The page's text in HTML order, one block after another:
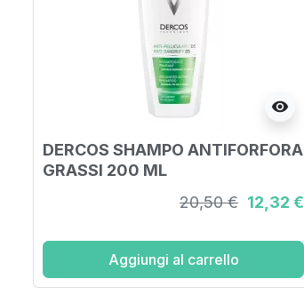
visibility
DERCOS SHAMPO ANTIFORFORA
GRASSI 200 ML
20,50 € 12,32 €
Aggiungi al carrello